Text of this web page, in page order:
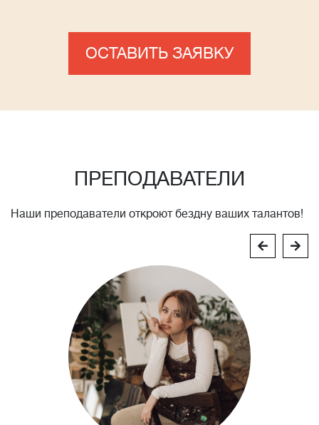
ОСТАВИТЬ ЗАЯВКУ
ПРЕПОДАВАТЕЛИ
Наши преподаватели откроют бездну ваших талантов!